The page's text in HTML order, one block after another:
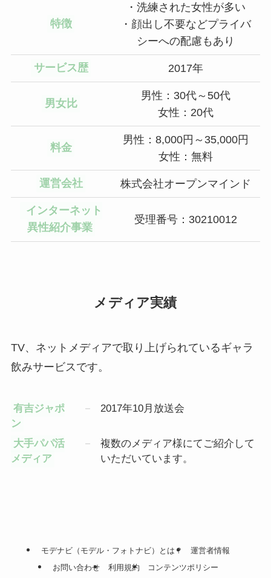
特徴
・洗練された女性が多い
・顔出し不要などプライバ
シーへの配慮もあり
サービス歴 2017年
男女比
男性：30代～50代
女性：20代
料金
男性：8,000円～35,000円
女性：無料
運営会社 株式会社オープンマインド
インターネット
異性紹介事業
受理番号：30210012
メディア実績
TV、ネットメディアで取り上げられているギャラ
飲みサービスです。
有吉ジャポ
ン
2017年10月放送会
大手パパ活
メディア
複数のメディア様にてご紹介して
いただいています。
モデナビ（モデル・フォトナビ）とは？
運営者情報
お問い合わせ
利用規約 コンテンツポリシー